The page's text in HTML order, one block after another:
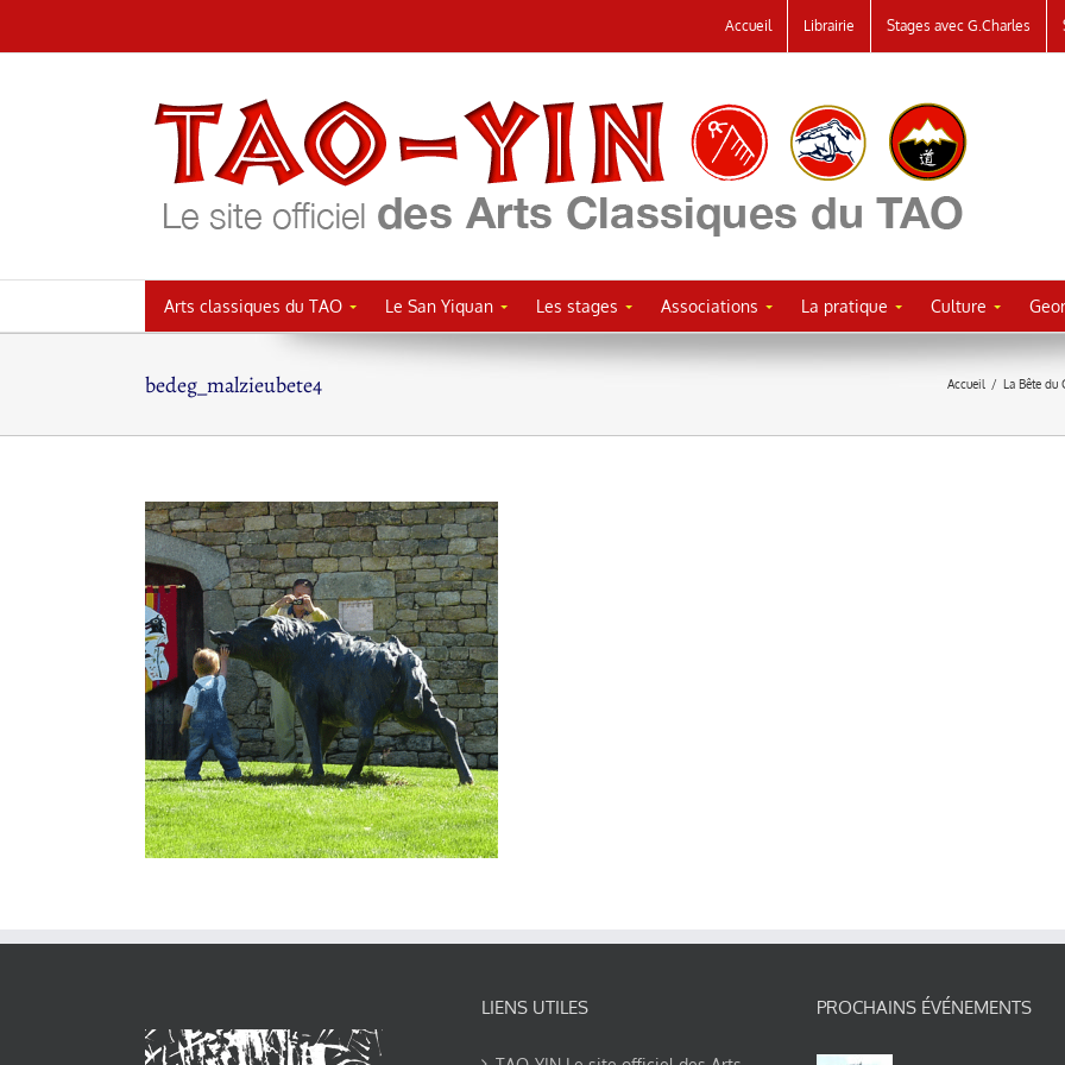
au
Accueil Librairie Stages avec G.Charles
Arts classiques du TAO Le San Yiquan Les stages Associations La pratique Culture
bedeg_malzieubete4 Accueil / La Bête du
LIENS UTILES PROCHAINS ÉVÉNEMENTS